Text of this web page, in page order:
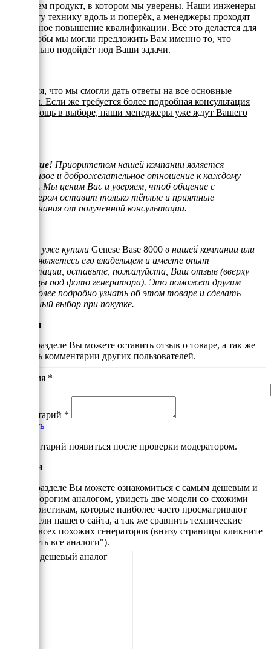
реализуем продукт, в котором мы уверены. Наши инженеры
знают эту технику вдоль и поперёк, а менеджеры проходят
постоянное повышение квалификации. Всё это делается для
того, чтобы мы могли предложить Вам именно то, что
оптимально подойдёт под Ваши задачи.
Надеемся, что мы смогли дать ответы на все основные
вопросы. Если же требуется более подробная консультация
или помощь в выборе, наши менеджеры уже ждут Вашего
Внимание! Приоритетом нашей компании является
отзывчивое и доброжелательное отношение к каждому
клиенту. Мы ценим Вас и уверяем, чтоб общение с
менеджером оставит только тёплые и приятные
воспоминания от полученной консультации.
Если Вы уже купили Genese Base 8000 в нашей компании или
просто являетесь его владельцем и имеете опыт
эксплуатации, оставьте, пожалуйста, Ваш отзыв (вверху
страницы под фото генератора). Это поможет другим
людям более подробно узнать об этом товаре и сделать
правильный выбор при покупке.
Отзывы
В этом разделе Вы можете оставить отзыв о товаре, а так же
почитать комментарии других пользователей.
Ваше имя *
Комментарий *
Добавить
*Комментарий появиться после проверки модератором.
Аналоги
В этом разделе Вы можете ознакомиться с самым дешевым и
самым дорогим аналогом, увидеть две модели со схожими
характеристикам, которые наиболее часто просматривают
посетители нашего сайта, а так же сравнить технические
данные всех похожих генераторов (внизу страницы кликните
"Смотреть все аналоги").
Самый дешевый аналог